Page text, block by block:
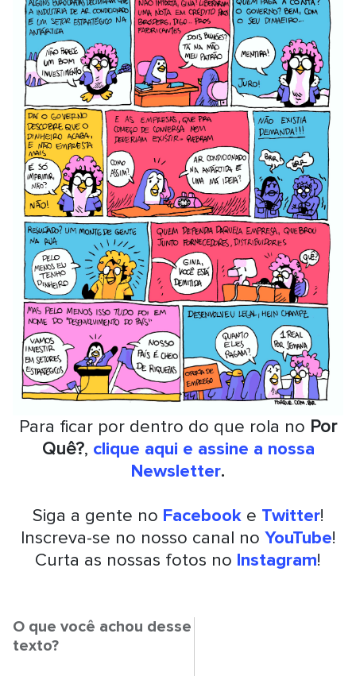
Para ficar por dentro do que rola no Por
Quê?, clique aqui e assine a nossa
Newsletter.
Siga a gente no Facebooke Twitter!
Inscreva-se no nosso canal no YouTube!
Curta as nossas fotos no Instagram!
O que você achou desse
texto?